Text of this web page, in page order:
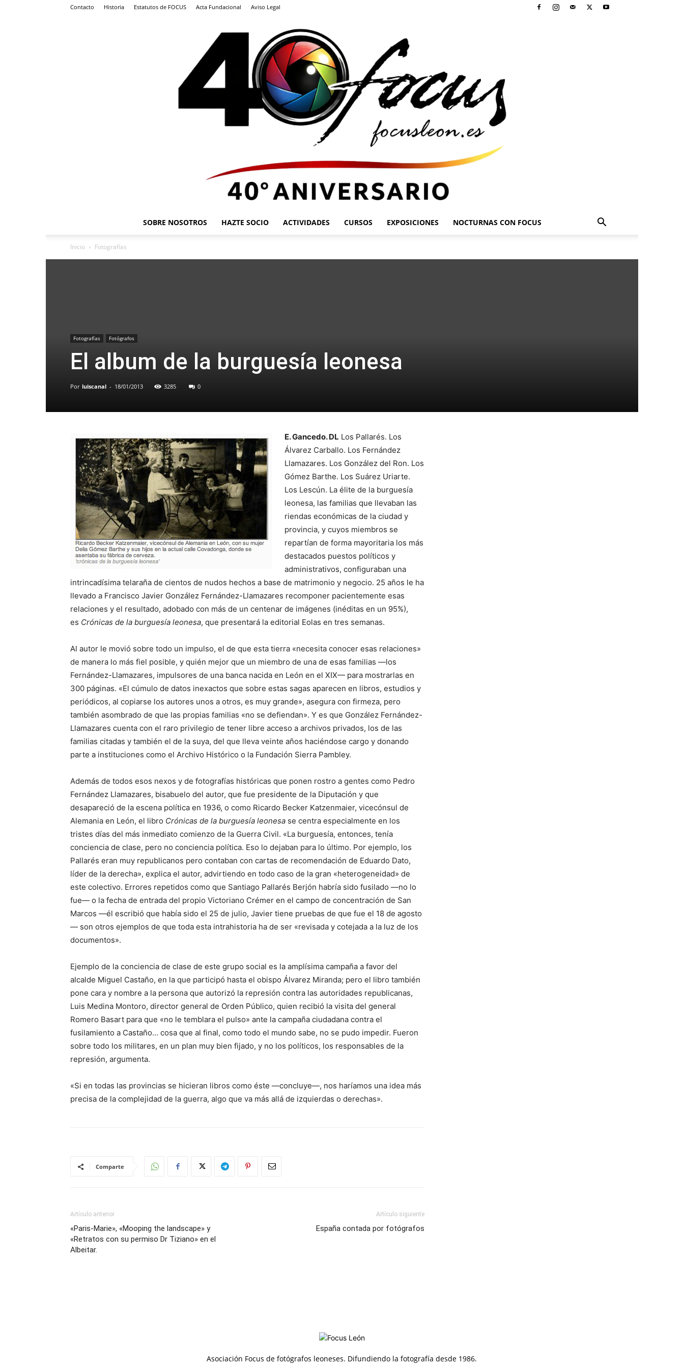
Contacto Historia Estatutos de FOCUS Acta Fundacional Aviso Legal
SOBRE NOSOTROS HAZTE SOCIO ACTIVIDADES CURSOS EXPOSICIONES NOCTURNAS CON FOCUS
Inicio Fotografías
Fotografías Fotógrafos
El album de la burguesía leonesa
Por luiscanal - 18/01/2013 3285 0
E. Gancedo. DL Los Pallarés. Los
Álvarez Carballo. Los Fernández
Llamazares. Los González del Ron. Los
Gómez Barthe. Los Suárez Uriarte.
Los Lescún. La élite de la burguesía
leonesa, las familias que llevaban las
riendas económicas de la ciudad y
provincia, y cuyos miembros se
repartían de forma mayoritaria los más
destacados puestos políticos y
administrativos, configuraban una
intrincadísima telaraña de cientos de nudos hechos a base de matrimonio y negocio. 25 años le ha
llevado a Francisco Javier González Fernández-Llamazares recomponer pacientemente esas
relaciones y el resultado, adobado con más de un centenar de imágenes (inéditas en un 95%),
es Crónicas de la burguesía leonesa, que presentará la editorial Eolas en tres semanas.
Al autor le movió sobre todo un impulso, el de que esta tierra «necesita conocer esas relaciones»
de manera lo más fiel posible, y quién mejor que un miembro de una de esas familias —los
Fernández-Llamazares, impulsores de una banca nacida en León en el XIX— para mostrarlas en
300 páginas. «El cúmulo de datos inexactos que sobre estas sagas aparecen en libros, estudios y
periódicos, al copiarse los autores unos a otros, es muy grande», asegura con firmeza, pero
también asombrado de que las propias familias «no se defiendan». Y es que González Fernández-
Llamazares cuenta con el raro privilegio de tener libre acceso a archivos privados, los de las
familias citadas y también el de la suya, del que lleva veinte años haciéndose cargo y donando
parte a instituciones como el Archivo Histórico o la Fundación Sierra Pambley.
Además de todos esos nexos y de fotografías históricas que ponen rostro a gentes como Pedro
Fernández Llamazares, bisabuelo del autor, que fue presidente de la Diputación y que
desapareció de la escena política en 1936, o como Ricardo Becker Katzenmaier, vicecónsul de
Alemania en León, el libro Crónicas de la burguesía leonesa se centra especialmente en los
tristes días del más inmediato comienzo de la Guerra Civil. «La burguesía, entonces, tenía
conciencia de clase, pero no conciencia política. Eso lo dejaban para lo último. Por ejemplo, los
Pallarés eran muy republicanos pero contaban con cartas de recomendación de Eduardo Dato,
líder de la derecha», explica el autor, advirtiendo en todo caso de la gran «heterogeneidad» de
este colectivo. Errores repetidos como que Santiago Pallarés Berjón habría sido fusilado —no lo
fue— o la fecha de entrada del propio Victoriano Crémer en el campo de concentración de San
Marcos —él escribió que había sido el 25 de julio, Javier tiene pruebas de que fue el 18 de agosto
— son otros ejemplos de que toda esta intrahistoria ha de ser «revisada y cotejada a la luz de los
documentos».
Ejemplo de la conciencia de clase de este grupo social es la amplísima campaña a favor del
alcalde Miguel Castaño, en la que participó hasta el obispo Álvarez Miranda; pero el libro también
pone cara y nombre a la persona que autorizó la represión contra las autoridades republicanas,
Luis Medina Montoro, director general de Orden Público, quien recibió la visita del general
Romero Basart para que «no le temblara el pulso» ante la campaña ciudadana contra el
fusilamiento a Castaño… cosa que al final, como todo el mundo sabe, no se pudo impedir. Fueron
sobre todo los militares, en un plan muy bien fijado, y no los políticos, los responsables de la
represión, argumenta.
«Si en todas las provincias se hicieran libros como éste —concluye—, nos haríamos una idea más
precisa de la complejidad de la guerra, algo que va más allá de izquierdas o derechas».
Comparte
Artículo anterior
«Paris-Marie», «Mooping the landscape» y
«Retratos con su permiso Dr Tiziano» en el
Albeitar.
Artículo siguiente
España contada por fotógrafos
Asociación Focus de fotógrafos leoneses. Difundiendo la fotografía desde 1986.